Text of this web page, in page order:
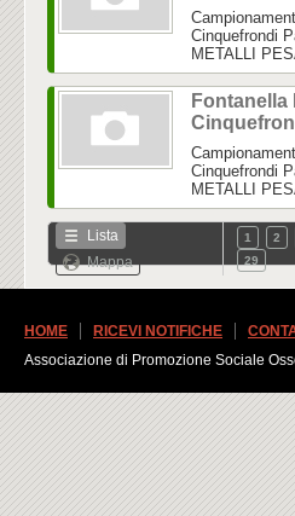
Cinquefrondi
METALLI
Fontanella
Cinquefrondi
METALLI
Lista
Mappa
1 2
29
HOME RICEVI NOTIFICHE
Associazione di Promozione Sociale